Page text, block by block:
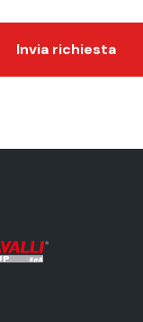
Invia richiesta